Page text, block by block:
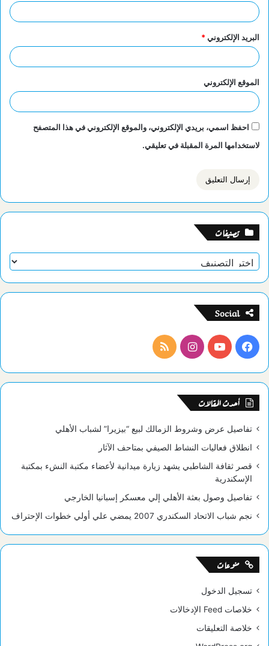
البريد الإلكتروني*
الموقع الإلكتروني
احفظ اسمي، بريدي الإلكتروني، والموقع الإلكتروني في هذا المتصفح
لاستخدامها المرة المقبلة في تعليقي.
تصنيفات
تصنيفات
Social
فيسبوكيوتيوبانستقرامملخص
الموقع
أحدث المقالات
تفاصيل عرض وشروط الزمالك لبيع “بيزيرا” لشباب الأهلي
انطلاق فعاليات النشاط الصيفي بمتاحف الآثار
قصر ثقافة الشاطبي يشهد زيارة ميدانية لأعضاء مكتبة النشء بمكتبة
الإسكندرية
تفاصيل وصول بعثة الأهلي إلي معسكر إسبانيا الخارجي
نجم شباب الاتحاد السكندري 2007 يمضي علي أولي خطوات الإحتراف
منوعات
تسجيل الدخول
خلاصات Feed الإدخالات
خلاصة التعليقات